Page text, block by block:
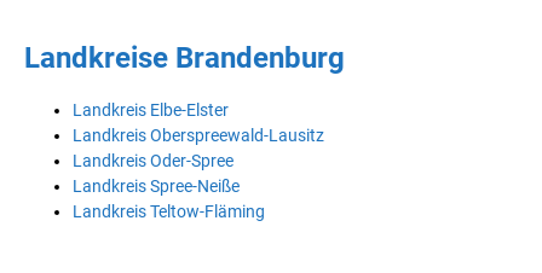
Landkreise Brandenburg
Landkreis Elbe-Elster
Landkreis Oberspreewald-Lausitz
Landkreis Oder-Spree
Landkreis Spree-Neiße
Landkreis Teltow-Fläming